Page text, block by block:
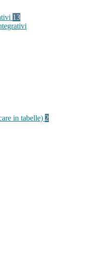
13
in tabelle) 2